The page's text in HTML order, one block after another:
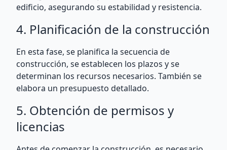
edificio, asegurando su estabilidad y resistencia.
4. Planificación de la construcción
En esta fase, se planifica la secuencia de
construcción, se establecen los plazos y se
determinan los recursos necesarios. También se
elabora un presupuesto detallado.
5. Obtención de permisos y
licencias